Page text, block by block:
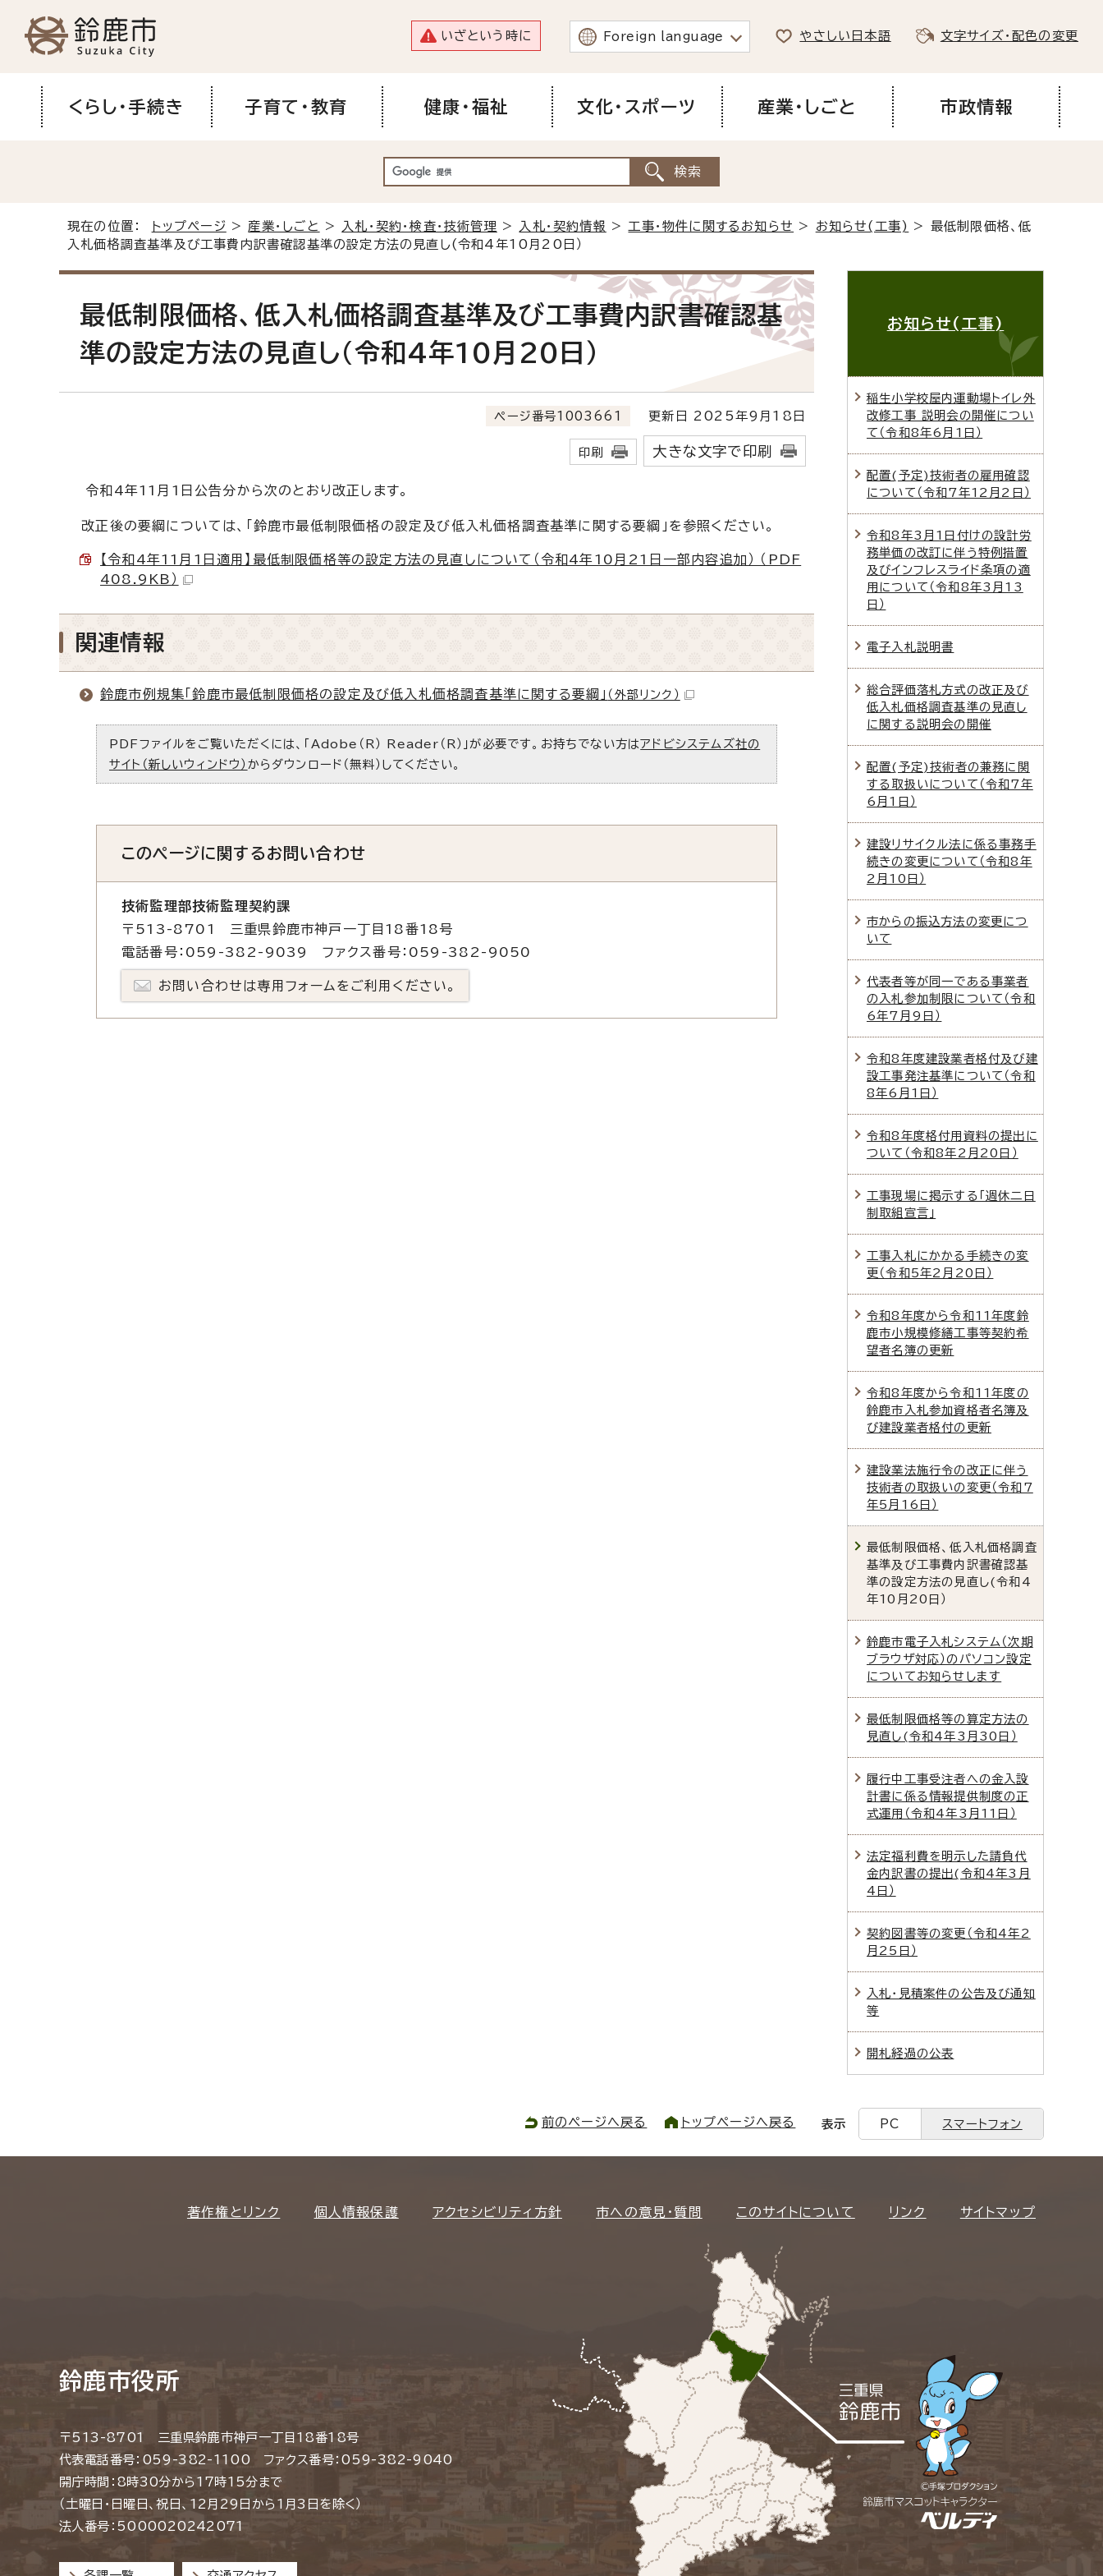
いざという時に Foreign language やさしい日本語 文字サイズ・配色の変更
くらし・手続き 子育て・教育 健康・福祉 文化・スポーツ 産業・しごと 市政情報
現在の位置： トップページ > 産業・しごと > 入札・契約・検査・技術管理 > 入札・契約情報 > 工事・物件に関するお知らせ > お知らせ(工事) > 最低制限価格、低
入札価格調査基準及び工事費内訳書確認基準の設定方法の見直し(令和4年10月20日）
最低制限価格、低入札価格調査基準及び工事費内訳書確認基
準の設定方法の見直し(令和4年10月20日）
ページ番号1003661 更新日 2025年9月18日
印刷 大きな文字で印刷
令和4年11月1日公告分から次のとおり改正します。
改正後の要綱については、「鈴鹿市最低制限価格の設定及び低入札価格調査基準に関する要綱」を参照ください。
【令和4年11月1日適用】最低制限価格等の設定方法の見直しについて（令和4年10月21日一部内容追加） （PDF
408.9KB）
関連情報
鈴鹿市例規集「鈴鹿市最低制限価格の設定及び低入札価格調査基準に関する要綱」 （外部リンク）
PDFファイルをご覧いただくには、「Adobe（R） Reader（R）」が必要です。お持ちでない方はアドビシステムズ社の
サイト（新しいウィンドウ） からダウンロード（無料）してください。
このページに関するお問い合わせ
技術監理部技術監理契約課
〒513-8701 三重県鈴鹿市神戸一丁目18番18号
電話番号：059-382-9039 ファクス番号：059-382-9050
お問い合わせは専用フォームをご利用ください。
お知らせ(工事)
稲生小学校屋内運動場トイレ外
改修工事 説明会の開催につい
て（令和8年6月1日）
配置(予定)技術者の雇用確認
について（令和7年12月2日）
令和8年3月1日付けの設計労
務単価の改訂に伴う特例措置
及びインフレスライド条項の適
用について（令和8年3月13
日）
電子入札説明書
総合評価落札方式の改正及び
低入札価格調査基準の見直し
に関する説明会の開催
配置(予定)技術者の兼務に関
する取扱いについて（令和7年
6月1日）
建設リサイクル法に係る事務手
続きの変更について（令和8年
2月10日）
市からの振込方法の変更につ
いて
代表者等が同一である事業者
の入札参加制限について（令和
6年7月9日）
令和8年度建設業者格付及び建
設工事発注基準について（令和
8年6月1日）
令和8年度格付用資料の提出に
ついて（令和8年2月20日）
工事現場に掲示する「週休二日
制取組宣言」
工事入札にかかる手続きの変
更（令和5年2月20日）
令和8年度から令和11年度鈴
鹿市小規模修繕工事等契約希
望者名簿の更新
令和8年度から令和11年度の
鈴鹿市入札参加資格者名簿及
び建設業者格付の更新
建設業法施行令の改正に伴う
技術者の取扱いの変更（令和7
年5月16日）
最低制限価格、低入札価格調査
基準及び工事費内訳書確認基
準の設定方法の見直し(令和4
年10月20日）
鈴鹿市電子入札システム（次期
ブラウザ対応）のパソコン設定
についてお知らせします
最低制限価格等の算定方法の
見直し(令和4年3月30日）
履行中工事受注者への金入設
計書に係る情報提供制度の正
式運用（令和4年3月11日）
法定福利費を明示した請負代
金内訳書の提出(令和4年3月
4日）
契約図書等の変更（令和4年2
月25日）
入札・見積案件の公告及び通知
等
開札経過の公表
前のページへ戻る トップページへ戻る 表示 PC スマートフォン
著作権とリンク 個人情報保護 アクセシビリティ方針 市への意見・質問 このサイトについて リンク サイトマップ
鈴鹿市役所
〒513-8701 三重県鈴鹿市神戸一丁目18番18号
代表電話番号：059-382-1100 ファクス番号：059-382-9040
開庁時間：8時30分から17時15分まで
（土曜日・日曜日、祝日、12月29日から1月3日を除く）
法人番号：5000020242071